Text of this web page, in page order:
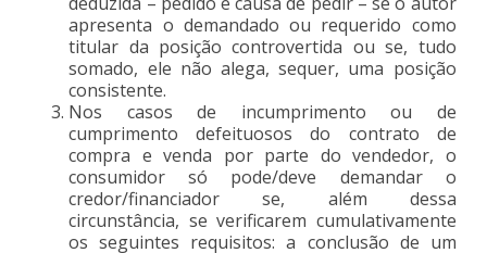
apresenta o demandado ou requerido como
titular da posição controvertida ou se, tudo
somado, ele não alega, sequer, uma posição
consistente.
Nos casos de incumprimento ou de
cumprimento defeituosos do contrato de
compra e venda por parte do vendedor, o
consumidor só pode/deve demandar o
credor/financiador se, além dessa
circunstância, se verificarem cumulativamente
os seguintes requisitos: a conclusão de um